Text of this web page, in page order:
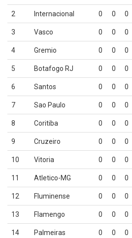
2 Internacional 0 0 0
3 Vasco 0 0 0
4 Gremio 0 0 0
5 Botafogo RJ 0 0 0
6 Santos 0 0 0
7 Sao Paulo 0 0 0
8 Coritiba 0 0 0
9 Cruzeiro 0 0 0
10 Vitoria 0 0 0
11 Atletico-MG 0 0 0
12 Fluminense 0 0 0
13 Flamengo 0 0 0
14 Palmeiras 0 0 0